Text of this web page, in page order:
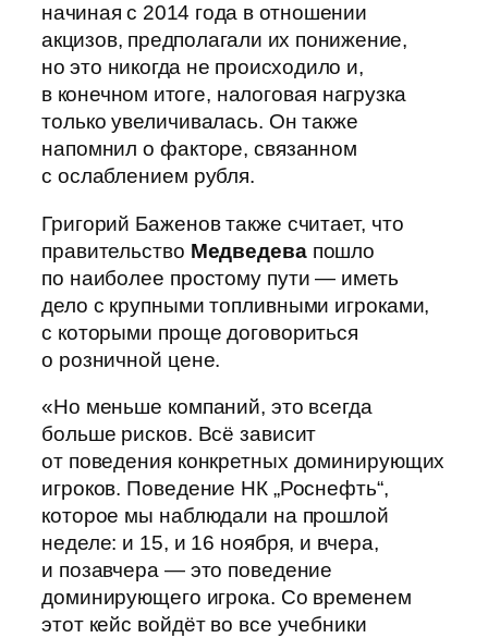
начиная с 2014 года в отношении
акцизов, предполагали их понижение,
но это никогда не происходило и,
в конечном итоге, налоговая нагрузка
только увеличивалась. Он также
напомнил о факторе, связанном
с ослаблением рубля.
Григорий Баженов также считает, что
правительство Медведевапошло
по наиболее простому пути — иметь
дело с крупными топливными игроками,
с которыми проще договориться
о розничной цене.
«Но меньше компаний, это всегда
больше рисков. Всё зависит
от поведения конкретных доминирующих
игроков. Поведение НК „Роснефть“,
которое мы наблюдали на прошлой
неделе: и 15, и 16 ноября, и вчера,
и позавчера — это поведение
доминирующего игрока. Со временем
этот кейс войдёт во все учебники